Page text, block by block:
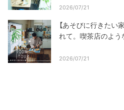
2026/07/21
【あそびに行きたい
れて。喫茶店のよ
2026/07/21